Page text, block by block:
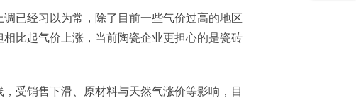
已经习以为常，除了目前一些气价过高的地区
比起气价上涨，当前陶瓷企业更担心的是瓷砖
受销售下滑、原材料与天然气涨价等影响，目